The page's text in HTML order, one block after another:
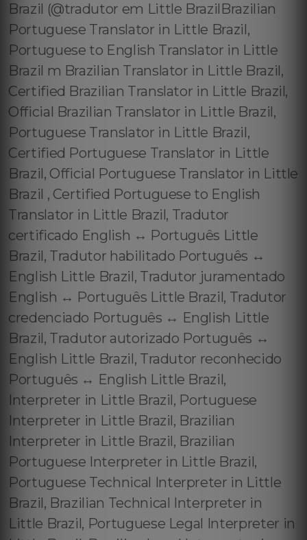
Brazil (@tradutor em Little BrazilBrazilian
Portuguese Translator in Little Brazil,
Portuguese to English Translator in Little
Brazil m Brazilian Translator in Little Brazil,
Certified Brazilian Translator in Little Brazil,
Official Brazilian Translator in Little Brazil,
Portuguese Translator in Little Brazil,
Certified Portuguese Translator in Little
Brazil, Official Portuguese Translator in Little
Brazil , Certified Portuguese to English
Translator in Little Brazil, Tradutor
certificado English ↔️ Português Little
Brazil, Tradutor habilitado Português ↔️
English Little Brazil, Tradutor juramentado
English ↔️ Português Little Brazil, Tradutor
credenciado Português ↔️ English Little
Brazil, Tradutor autorizado Português ↔️
English Little Brazil, Tradutor reconhecido
Português ↔️ English Little Brazil,
Interpreter in Little Brazil, Portuguese
Interpreter in Little Brazil, Brazilian
Interpreter in Little Brazil, Brazilian
Portuguese Interpreter in Little Brazil,
Portuguese Technical Interpreter in Little
Brazil, Brazilian Technical Interpreter in
Little Brazil, Portuguese Legal Interpreter in